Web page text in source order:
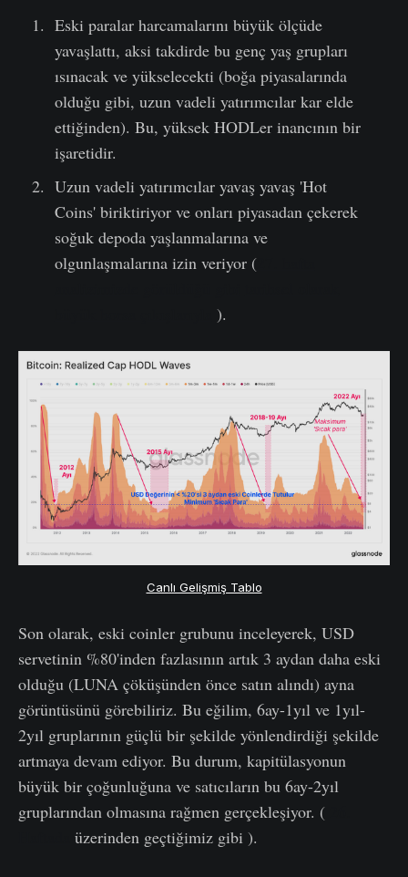
Eski paralar harcamalarını büyük ölçüde
yavaşlattı, aksi takdirde bu genç yaş grupları
ısınacak ve yükselecekti (boğa piyasalarında
olduğu gibi, uzun vadeli yatırımcılar kar elde
ettiğinden). Bu, yüksek HODLer inancının bir
işaretidir.
Uzun vadeli yatırımcılar yavaş yavaş 'Hot
Coins' biriktiriyor ve onları piyasadan çekerek
soğuk depoda yaşlanmalarına ve
olgunlaşmalarına izin veriyor (27. hafta
).
Canlı Gelişmiş Tablo
Son olarak, eski coinler grubunu inceleyerek, USD
servetinin %80'inden fazlasının artık 3 aydan daha eski
olduğu (LUNA çöküşünden önce satın alındı) ayna
görüntüsünü görebiliriz. Bu eğilim, 6ay-1yıl ve 1yıl-
2yıl gruplarının güçlü bir şekilde yönlendirdiği şekilde
artmaya devam ediyor. Bu durum, kapitülasyonun
büyük bir çoğunluğuna ve satıcıların bu 6ay-2yıl
gruplarından olmasına rağmen gerçekleşiyor. (
üzerinden geçtiğimiz gibi ).